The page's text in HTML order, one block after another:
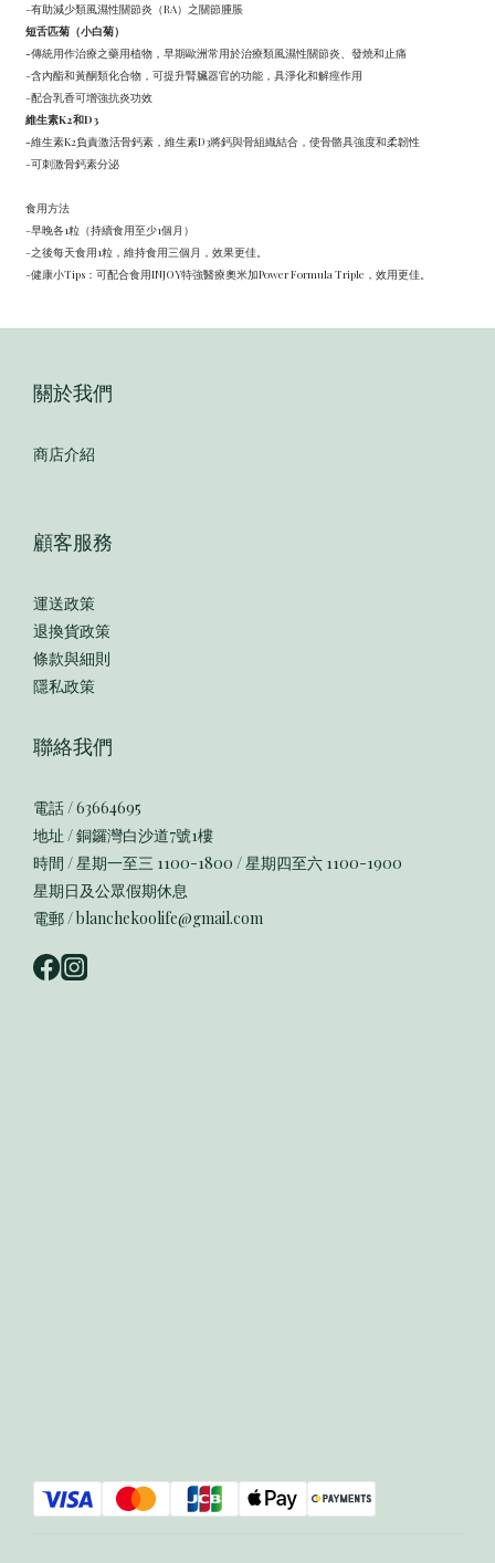
-有助減少類風濕性關節炎（RA）之關節腫脹
短舌匹菊（小白菊）
-傳統用作治療之藥用植物，早期歐洲常用於治療類風濕性關節炎、發燒和止痛
-含內酯和黃酮類化合物，可提升腎臟器官的功能，具淨化和解痙作用
-配合乳香可增強抗炎功效
維生素K2和D3
-維生素K2負責激活骨鈣素，維生素D3將鈣與骨組織結合，使骨骼具強度和柔韌性
-可刺激骨鈣素分泌
食用方法
-早晚各1粒（持續食用至少1個月）
-之後每天食用1粒，維持食用三個月，效果更佳。
-健康小Tips：可配合食用INJOY特強醫療奧米加Power Formula Triple，效用更佳。
關於我們
商店介紹
顧客服務
運送政策
退換貨政策
條款與細則
隱私政策
聯絡我們
電話 / 63664695
地址 / 銅鑼灣白沙道7號1樓
時間 / 星期一至三 1100-1800 / 星期四至六 1100-1900
星期日及公眾假期休息
電郵 / blanchekoolife@gmail.com